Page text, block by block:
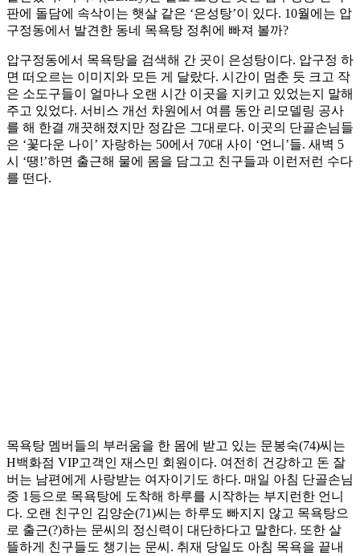
판에 돌담에 속삭이는 햇살 같은 ‘은성탕’이 있다. 10월에는 압
구정동에서 발견한 동네 목욕탕 정취에 빠져 볼까?
압구정동에서 목욕탕을 검색해 간 곳이 은성탕이다. 압구정 하
면 떠오르는 이미지와 모든 게 달랐다. 시간이 멈춘 듯 크고 작
은 소도구들이 얼마나 오랜 시간 이곳을 지키고 있었는지 말해
주고 있었다. 서비스 개선 차원에서 여름 동안 리모델링 공사
를 해 한결 깨끗해졌지만 정감은 그대로다. 이곳의 단골손님들
은 ‘꽃다운 나이’ 자랑하는 50에서 70대 사이 ‘언니’들. 새벽 5
시 ‘땡!’하면 출근해 물에 몸을 담그고 친구들과 이런저런 수다
를 떤다.
목욕탕 멤버들의 부러움을 한 몸에 받고 있는 문봉숙(74)씨는
H백화점 VIP고객인 재스민 회원이다. 여전히 건강하고 돈 잘
버는 남편에게 사랑받는 여자이기도 하다. 매일 아침 단골손님
중 1등으로 목욕탕에 도착해 하루를 시작하는 부지런한 언니
다. 오랜 친구인 김양순(71)씨는 하루도 빠지지 않고 목욕탕으
로 출근(?)하는 문씨의 정신력이 대단하다고 말한다. 또한 살
뜰하게 친구들도 챙기는 문씨. 취재 당일도 아침 목욕을 끝내